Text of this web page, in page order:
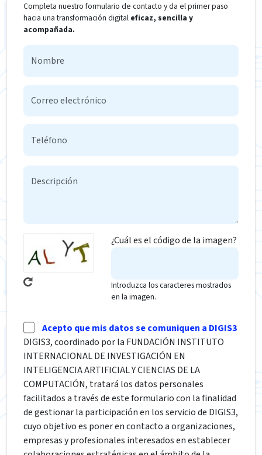
Completa nuestro formulario de contacto y da el primer paso
hacia una transformación digital eficaz, sencilla y
acompañada.
¿Cuál es el código de la imagen?
Introduzca los caracteres mostrados
en la imagen.
Acepto que mis datos se comuniquen a DIGIS3
DIGIS3, coordinado por la FUNDACIÓN INSTITUTO
INTERNACIONAL DE INVESTIGACIÓN EN
INTELIGENCIA ARTIFICIAL Y CIENCIAS DE LA
COMPUTACIÓN, tratará los datos personales
facilitados a través de este formulario con la finalidad
de gestionar la participación en los servicio de DIGIS3,
cuyo objetivo es poner en contacto a organizaciones,
empresas y profesionales interesados en establecer